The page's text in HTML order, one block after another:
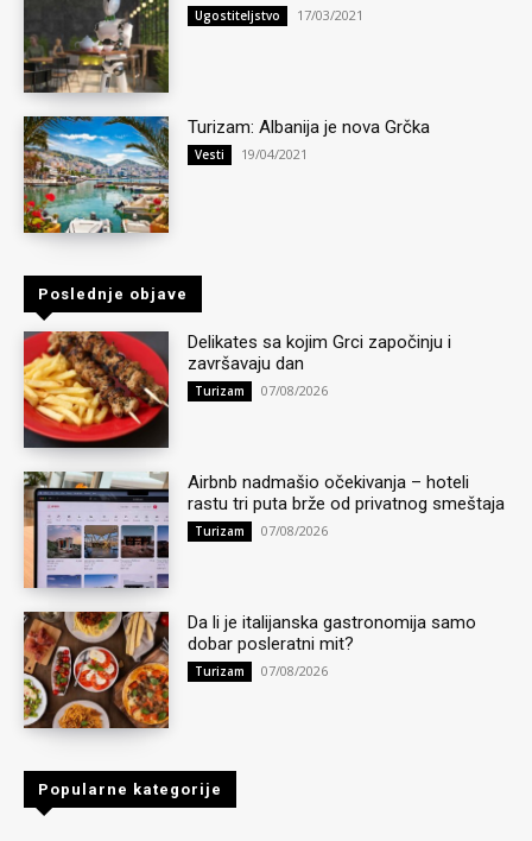
Ugostiteljstvo 17/03/2021
Turizam: Albanija je nova Grčka
Vesti 19/04/2021
Poslednje objave
Delikates sa kojim Grci započinju i
završavaju dan
Turizam 07/08/2026
Airbnb nadmašio očekivanja – hoteli
rastu tri puta brže od privatnog smeštaja
Turizam 07/08/2026
Da li je italijanska gastronomija samo
dobar posleratni mit?
Turizam 07/08/2026
Popularne kategorije